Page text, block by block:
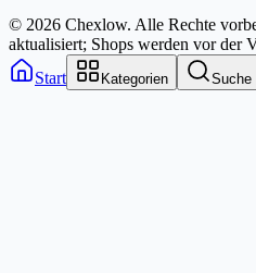
© 2026 Chexlow. Alle Rechte
aktualisiert; Shops werden vor der
Start
Kategorien Suche